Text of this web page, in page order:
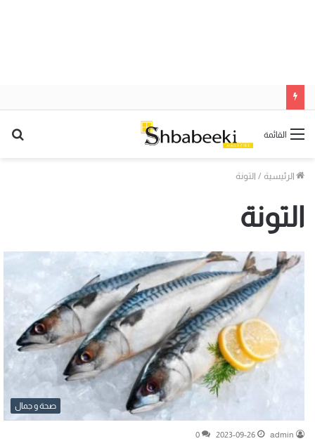
القائمة
الرئيسية / التونة
التونة
صحة و جمال
admin
2023-09-26
0